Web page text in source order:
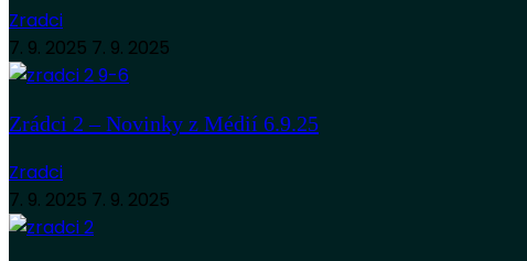
Zradci
7. 9. 2025 7. 9. 2025
Zrádci 2 – Novinky z Médií 6.9.25
Zradci
7. 9. 2025 7. 9. 2025